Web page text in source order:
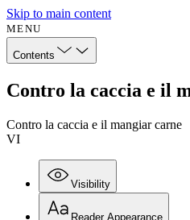
Skip to main content
MENU
Contents
Contro la caccia e il
Contro la caccia e il mangiar carne
VI
Visibility
Reader Appearance